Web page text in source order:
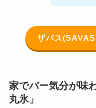
ザバス
家でバー気分が味
丸氷」